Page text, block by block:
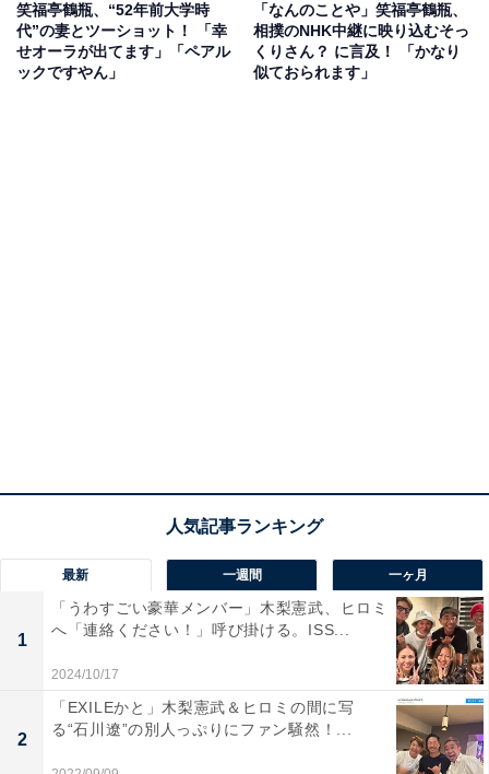
笑福亭鶴瓶、“52年前大学時
代”の妻とツーショット！ 「幸
せオーラが出てます」「ペアル
ックですやん」
「なんのことや」笑福亭鶴瓶、
相撲のNHK中継に映り込むそっ
くりさん？ に言及！ 「かなり
似ておられます」
最新 一週間 一ヶ月
1
「うわすごい豪華メンバー」木梨憲武、ヒロミ
へ「連絡ください！」呼び掛ける。ISS...
2024/10/17
2
「EXILEかと」木梨憲武＆ヒロミの間に写
る“石川遼”の別人っぷりにファン騒然！...